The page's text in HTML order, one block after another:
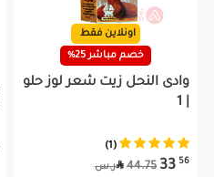
اونلاين فقط
خصم مباشر 25%
وادى النحل زيت شعر لوز حلو
(1)
56
33
 44.75 ر.س